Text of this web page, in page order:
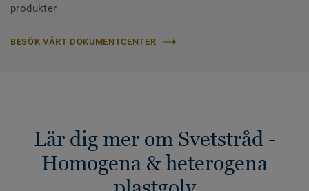
produkter
BESÖK VÅRT DOKUMENTCENTER
Lär dig mer om Svetstråd -
Homogena & heterogena